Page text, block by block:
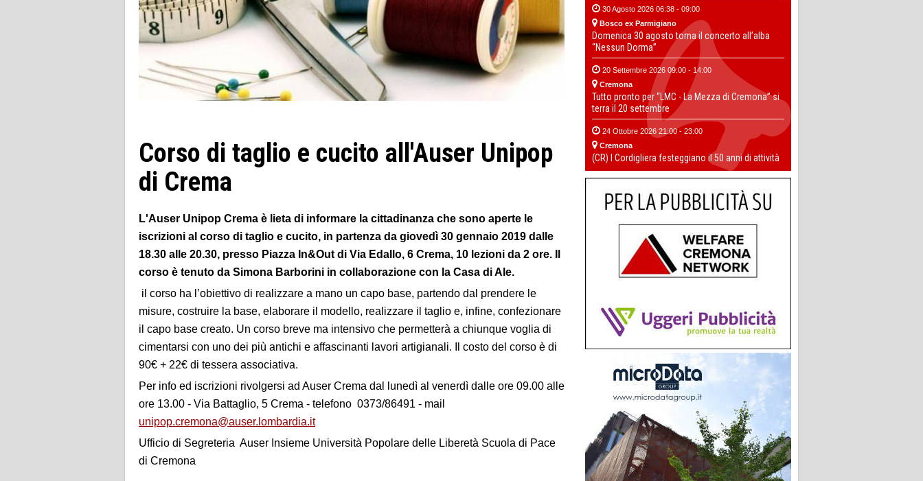
Corso di taglio e cucito all'Auser Unipop
di Crema
L'Auser Unipop Crema è lieta di informare la cittadinanza che sono aperte le
iscrizioni al corso di taglio e cucito, in partenza da giovedì 30 gennaio 2019 dalle
18.30 alle 20.30, presso Piazza In&Out di Via Edallo, 6 Crema, 10 lezioni da 2 ore. Il
corso è tenuto da Simona Barborini in collaborazione con la Casa di Ale.
il corso ha l’obiettivo di realizzare a mano un capo base, partendo dal prendere le
misure, costruire la base, elaborare il modello, realizzare il taglio e, infine, confezionare
il capo base creato. Un corso breve ma intensivo che permetterà a chiunque voglia di
cimentarsi con uno dei più antichi e affascinanti lavori artigianali. Il costo del corso è di
90€ + 22€ di tessera associativa.
Per info ed iscrizioni rivolgersi ad Auser Crema dal lunedì al venerdì dalle ore 09.00 alle
ore 13.00 - Via Battaglio, 5 Crema - telefono 0373/86491 - mail
unipop.cremona@auser.lombardia.it
Ufficio di Segreteria Auser Insieme Università Popolare delle Liberetà Scuola di Pace
di Cremona
30 Agosto 2026 06:38 - 09:00
Bosco ex Parmigiano
Domenica 30 agosto torna il concerto all’alba
“Nessun Dorma”
20 Settembre 2026 09:00 - 14:00
Cremona
Tutto pronto per “LMC - La Mezza di Cremona” si
terra il 20 settembre
24 Ottobre 2026 21:00 - 23:00
Cremona
(CR) I Cordigliera festeggiano il 50 anni di attività